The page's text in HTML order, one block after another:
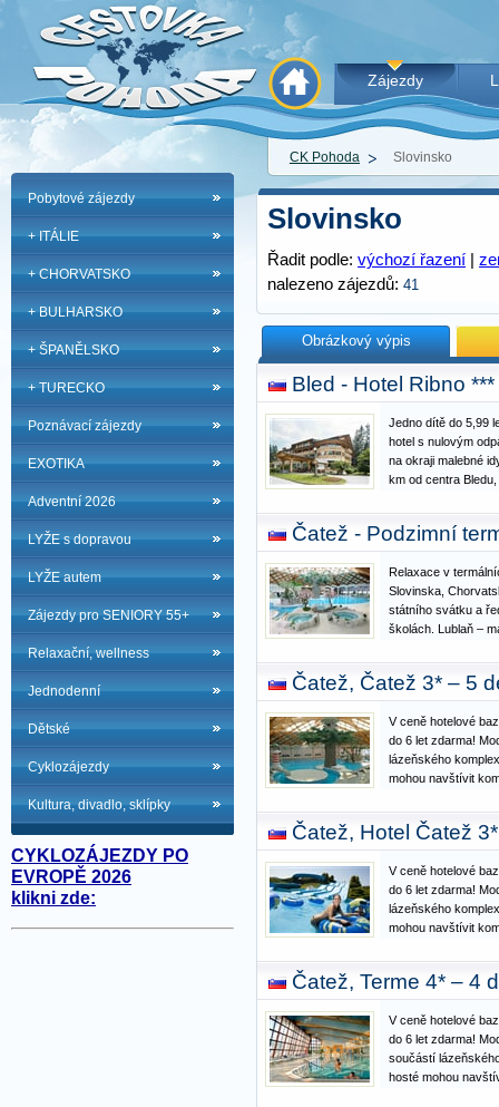
Zájezdy
CK Pohoda Slovinsko
Pobytové zájezdy
+ ITÁLIE
+ CHORVATSKO
+ BULHARSKO
+ ŠPANĚLSKO
+ TURECKO
Poznávací zájezdy
EXOTIKA
Adventní 2026
LYŽE s dopravou
LYŽE autem
Zájezdy pro SENIORY 55+
Relaxační, wellness
Jednodenní
Dětské
Cyklozájezdy
Kultura, divadlo, sklípky
CYKLOZÁJEZDY PO
EVROPĚ 2026
klikni zde:
Slovinsko
Řadit podle: výchozí řazení
nalezeno zájezdů: 41
Obrázkový výpis
Bled - Hotel Ribno
Jedno dítě do 5,99
hotel s nulovým
na okraji malebné
km od centra
Recepce, hala,
Čatež - Podzimní
Relaxace v
Slovinska,
státního svátku a
školách. Lublaň –
seznamu
Záhřeb – malá
Čatež, Čatež 3* – 5
V ceně hotelové
do 6 let zdarma!
lázeňského
mohou navštívit
rozsáhlí Aquapark.
zážitkovým…
Čatež, Hotel Čatež
V ceně hotelové
do 6 let zdarma!
lázeňského
mohou navštívit
rozsáhlí Aquapark.
zážitkovým…
Čatež, Terme 4* – 4
V ceně hotelové
do 6 let zdarma!
součástí
hosté mohou